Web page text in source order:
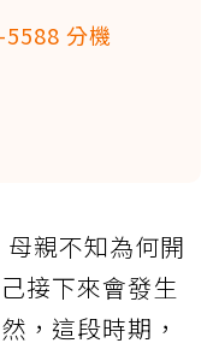
分機
親不知為何開
接下來會發生
，這段時期，